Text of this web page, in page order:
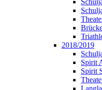
2018/2019
Spirit
Spirit